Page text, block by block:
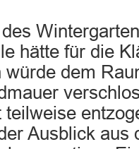
hätte für die
würde dem
teilweise
Ausblick aus